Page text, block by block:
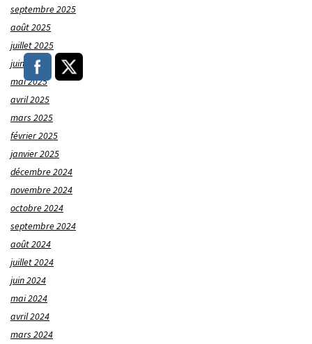
septembre 2025
août 2025
juillet 2025
juin 2025
mai 2025
avril 2025
mars 2025
février 2025
janvier 2025
décembre 2024
novembre 2024
octobre 2024
septembre 2024
août 2024
juillet 2024
juin 2024
mai 2024
avril 2024
mars 2024